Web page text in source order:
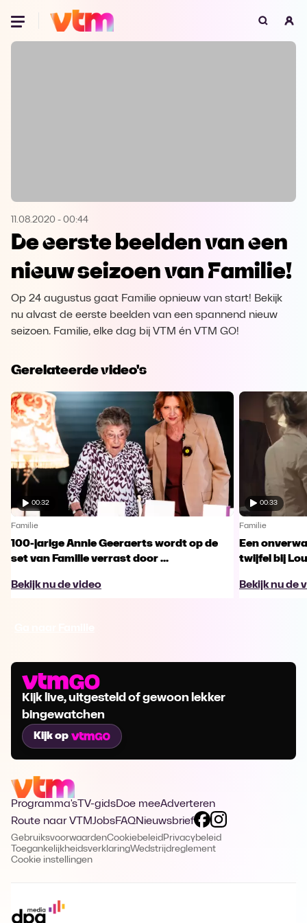
Oeps, browser niet ondersteund
Microsoft Edge Download
Opera Download
11.08.2020 - 00:44
De eerste beelden van een
nieuw seizoen van Familie!
Op 24 augustus gaat Familie opnieuw van start! Bekijk
nu alvast de eerste beelden van een spannend nieuw
seizoen. Familie, elke dag bij VTM én VTM GO!
Gerelateerde video's
00:32
Familie
100-jarige Annie Geeraerts wordt op de
set van Familie verrast door ...
Bekijk nu de video
00:33
Familie
Een
twijfel bij
Bekijk nu de
Kijk live, uitgesteld of gewoon lekker
bingewatchen
Kijk op
Programma's TV-gidsDoe meeAdverteren
Route naar VTMJobsFAQNieuwsbrief
GebruiksvoorwaardenCookiebeleid Privacybeleid
ToegankelijkheidsverklaringWedstrijdreglement
Cookie instellingen